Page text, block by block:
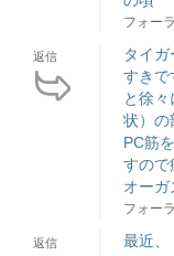
フォー
返信
タイ
すきで
と徐
状）の
PC筋
すので
オーガ
フォー
返信
最近、